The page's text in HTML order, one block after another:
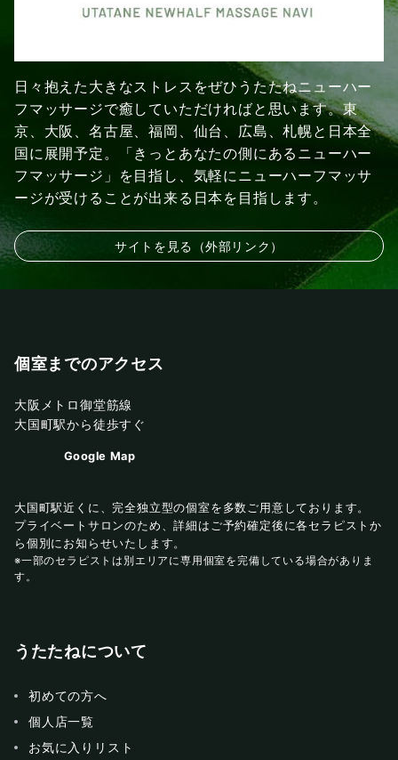
日々抱えた大きなストレスをぜひうたたねニューハー
フマッサージで癒していただければと思います。東
京、大阪、名古屋、福岡、仙台、広島、札幌と日本全
国に展開予定。「きっとあなたの側にあるニューハー
フマッサージ」を目指し、気軽にニューハーフマッサ
ージが受けることが出来る日本を目指します。
サイトを見る（外部リンク）
個室までのアクセス
大阪メトロ御堂筋線
大国町駅から徒歩すぐ
Google Map
大国町駅近くに、完全独立型の個室を多数ご用意しております。
プライベートサロンのため、詳細はご予約確定後に各セラピストか
ら個別にお知らせいたします。
※一部のセラピストは別エリアに専用個室を完備している場合がありま
す。
うたたねについて
初めての方へ
個人店一覧
お気に入りリスト